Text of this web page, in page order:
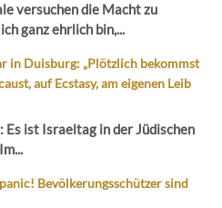
versuchen die Macht zu
ganz ehrlich bin,...
in Duisburg: „Plötzlich bekommst
auf Ecstasy, am eigenen Leib
Es ist Israeltag in der Jüdischen
Bevölkerungsschützer sind